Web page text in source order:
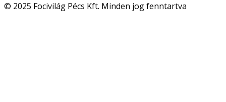
© 2025 Focivilág Pécs Kft. Minden jog fenntartva